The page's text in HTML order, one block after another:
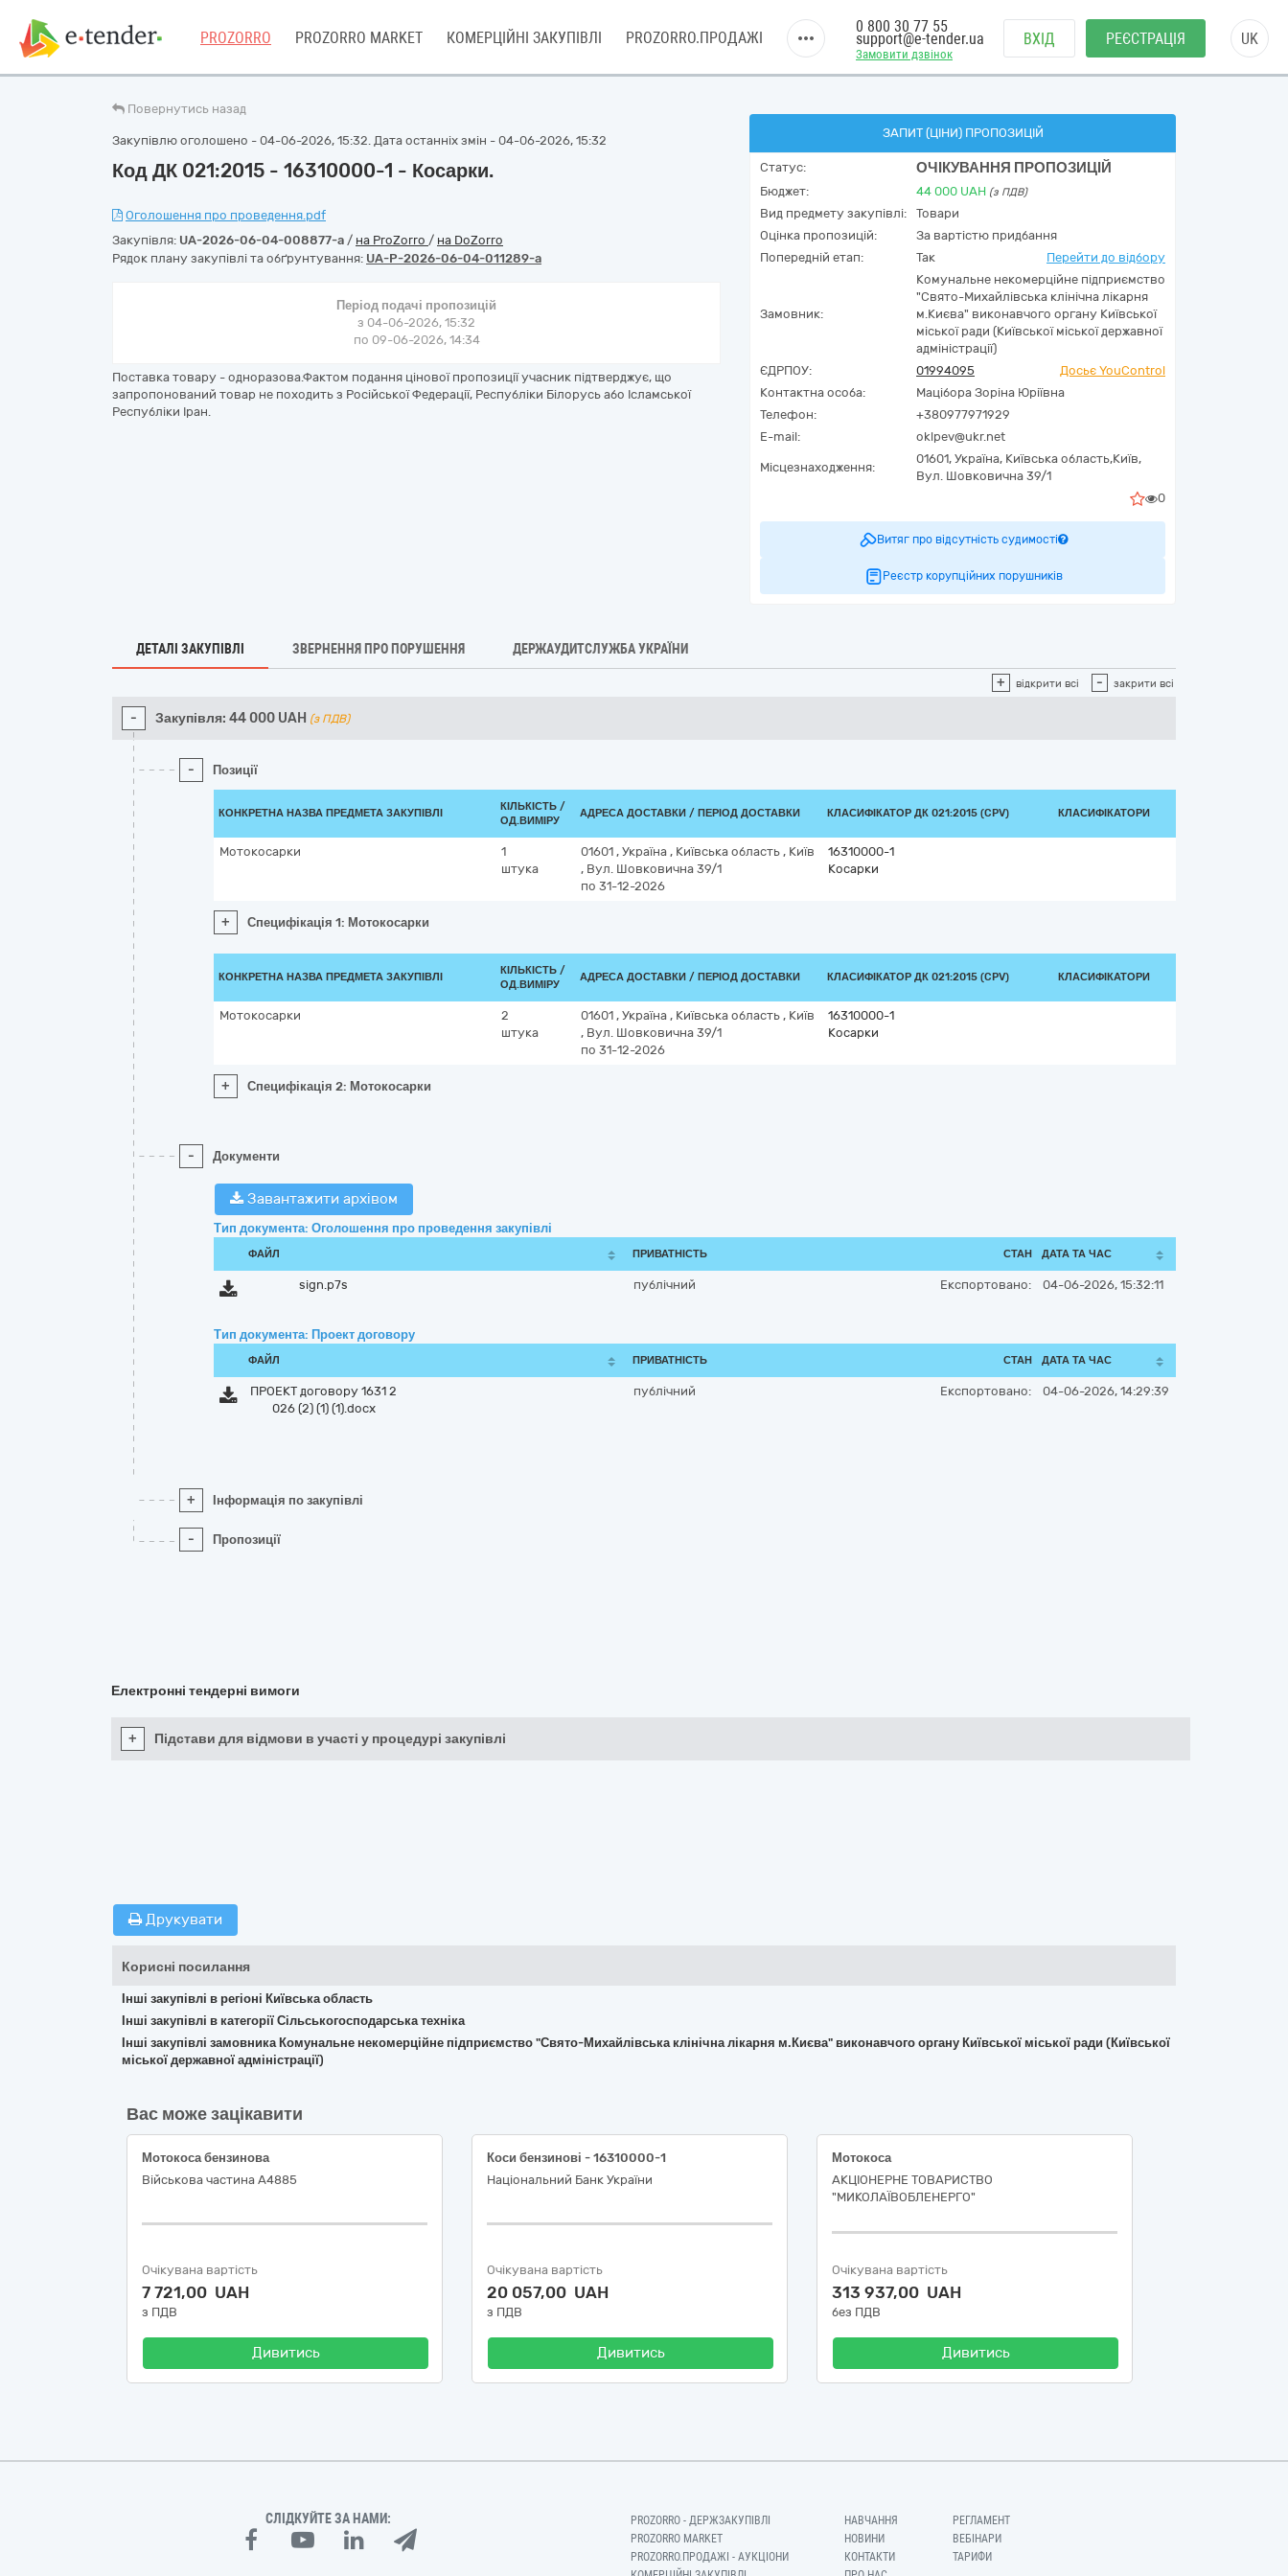
PROZORRO PROZORRO MARKET КОМЕРЦІЙНІ ЗАКУПІВЛІ PROZORRO.ПРОДАЖІ
Замовити дзвінок
0 800 30 77 55
support@e-tender.ua ВХІД РЕЄСТРАЦІЯ UK
Повернутись назад
Закупівлю оголошено - 04-06-2026, 15:32. Дата останніх змін - 04-06-2026, 15:32
Код ДК 021:2015 - 16310000-1 - Косарки.
Оголошення про проведення.pdf
Закупівля: UA-2026-06-04-008877-a / на ProZorro / на DoZorro
Рядок плану закупівлі та обґрунтування: UA-P-2026-06-04-011289-a
Період подачі пропозицій
з 04-06-2026, 15:32
по 09-06-2026, 14:34
Поставка товару - одноразова.Фактом подання цінової пропозиції учасник підтверджує, що
запропонований товар не походить з Російської Федерації, Республіки Білорусь або Ісламської
Республіки Іран.
ЗАПИТ (ЦІНИ) ПРОПОЗИЦІЙ
Статус: ОЧІКУВАННЯ ПРОПОЗИЦІЙ
Бюджет: 44 000 UAH (з ПДВ)
Вид предмету закупівлі:
Товари
Оцінка пропозицій:
За вартістю придбання
Попередній етап:
Так Перейти до відбору
Замовник:
Комунальне некомерційне підприємство
"Свято-Михайлівська клінічна лікарня
м.Києва" виконавчого органу Київської
міської ради (Київської міської державної
адміністрації)
ЄДРПОУ:
01994095
Досьє YouControl
Контактна особа:
Мацібора Зоріна Юріївна
Телефон:
+380977971929
E-mail:
oklpev@ukr.net
Місцезнаходження:
01601, Україна, Київська область,Київ,
Вул. Шовковична 39/1
0
Витяг про відсутність судимості
Реєстр корупційних порушників
ДЕТАЛІ ЗАКУПІВЛІ ЗВЕРНЕННЯ ПРО ПОРУШЕННЯ ДЕРЖАУДИТСЛУЖБА УКРАЇНИ
+ відкрити всі - закрити всі
- Закупівля: 44 000 UAH (з ПДВ)
- Позиції
КОНКРЕТНА НАЗВА ПРЕДМЕТА ЗАКУПІВЛІ
КІЛЬКІСТЬ /
ОД.ВИМІРУ
АДРЕСА ДОСТАВКИ / ПЕРІОД ДОСТАВКИ КЛАСИФІКАТОР ДК 021:2015 (CPV) КЛАСИФІКАТОРИ
Мотокосарки
1
штука
01601 , Україна , Київська область , Київ
, Вул. Шовковична 39/1
по 31-12-2026
16310000-1
Косарки
+ Специфікація 1: Мотокосарки
КОНКРЕТНА НАЗВА ПРЕДМЕТА ЗАКУПІВЛІ
КІЛЬКІСТЬ /
ОД.ВИМІРУ
АДРЕСА ДОСТАВКИ / ПЕРІОД ДОСТАВКИ КЛАСИФІКАТОР ДК 021:2015 (CPV) КЛАСИФІКАТОРИ
Мотокосарки
2
штука
01601 , Україна , Київська область , Київ
, Вул. Шовковична 39/1
по 31-12-2026
16310000-1
Косарки
+ Специфікація 2: Мотокосарки
- Документи
Завантажити архівом
Тип документа: Оголошення про проведення закупівлі
ФАЙЛ ПРИВАТНІСТЬ СТАН ДАТА ТА ЧАС
sign.p7s публічний Експортовано: 04-06-2026, 15:32:11
Тип документа: Проект договору
ФАЙЛ ПРИВАТНІСТЬ СТАН ДАТА ТА ЧАС
ПРОЕКТ договору 1631 2
026 (2) (1) (1).docx
публічний Експортовано: 04-06-2026, 14:29:39
+ Інформація по закупівлі
- Пропозиції
Електронні тендерні вимоги
+ Підстави для відмови в участі у процедурі закупівлі
Друкувати
Корисні посилання
Інші закупівлі в регіоні Київська область
Інші закупівлі в категорії Сільськогосподарська техніка
Інші закупівлі замовника Комунальне некомерційне підприємство "Свято-Михайлівська клінічна лікарня м.Києва" виконавчого органу Київської міської ради (Київської
міської державної адміністрації)
Вас може зацікавити
Мотокоса бензинова
Військова частина А4885
Очікувана вартість
7 721,00 UAH
з ПДВ
Дивитись
Коси бензинові - 16310000-1
Національний Банк України
Очікувана вартість
20 057,00 UAH
з ПДВ
Дивитись
Мотокоса
АКЦІОНЕРНЕ ТОВАРИСТВО
"МИКОЛАЇВОБЛЕНЕРГО"
Очікувана вартість
313 937,00 UAH
без ПДВ
Дивитись
СЛІДКУЙТЕ ЗА НАМИ:
PROZORRO - ДЕРЖЗАКУПІВЛІ
PROZORRO MARKET
PROZORRO.ПРОДАЖІ - АУКЦІОНИ
НАВЧАННЯ
НОВИНИ
КОНТАКТИ
РЕГЛАМЕНТ
ВЕБІНАРИ
ТАРИФИ